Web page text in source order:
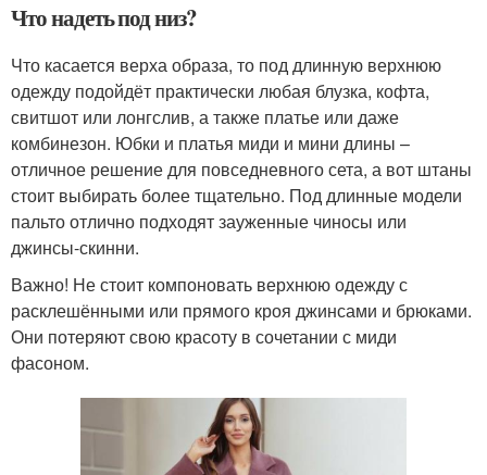
Что надеть под низ?
Что касается верха образа, то под длинную верхнюю
одежду подойдёт практически любая блузка, кофта,
свитшот или лонгслив, а также платье или даже
комбинезон. Юбки и платья миди и мини длины –
отличное решение для повседневного сета, а вот штаны
стоит выбирать более тщательно. Под длинные модели
пальто отлично подходят зауженные чиносы или
джинсы-скинни.
Важно! Не стоит компоновать верхнюю одежду с
расклешёнными или прямого кроя джинсами и брюками.
Они потеряют свою красоту в сочетании с миди
фасоном.